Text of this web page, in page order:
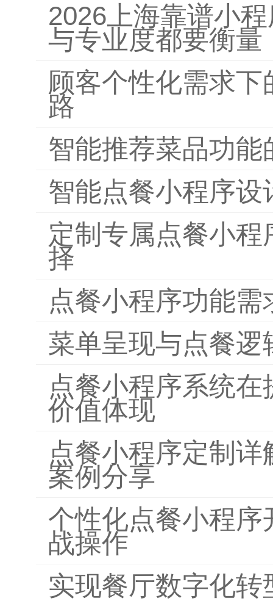
2026上海靠谱小
与专业度都要衡量
顾客个性化需求
路
智能推荐菜品功
智能点餐小程序设
定制专属点餐小
择
点餐小程序功能
菜单呈现与点餐
点餐小程序系统
价值体现
点餐小程序定制
案例分享
个性化点餐小程
战操作
实现餐厅数字化